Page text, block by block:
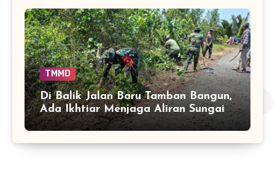
TMMD
Di Balik Jalan Baru Tamban Bangun,
Ada Ikhtiar Menjaga Aliran Sungai
Tetap Hidup